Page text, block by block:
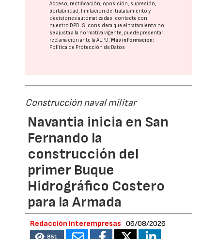
Acceso, rectificación, oposición, supresión,
portabilidad, limitación del tratatamiento y
decisiones automatizadas: contacte con
nuestro DPD. Si considera que el tratamiento no
se ajusta a la normativa vigente, puede presentar
reclamación ante laAEPD.Más información:
Política de Protección de Datos
Construcción naval militar
Navantia inicia en San
Fernando la
construcción del
primer Buque
Hidrográfico Costero
para la Armada
Redacción Interempresas 06/08/2026
851